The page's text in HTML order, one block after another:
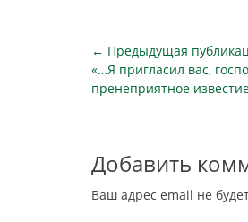
Навигация
по
← Предыдущая
Предыдущая
публикация
«…Я пригласил вас,
пренеприятное
Добавить
Ваш адрес email не